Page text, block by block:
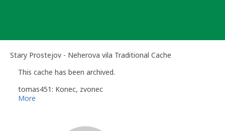
Stary Prostejov - Neherova vila Traditional Cache
This cache has been archived.
tomas451: Konec, zvonec
More